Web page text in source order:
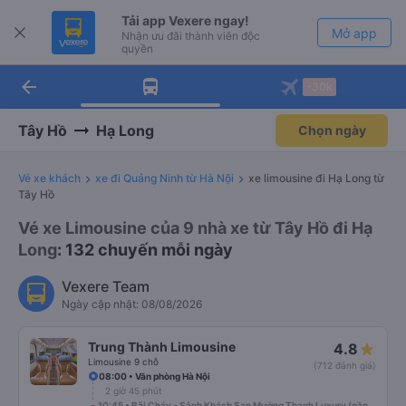
Tải app Vexere ngay!
Nhận ưu đãi thành viên độc
quyền
Mở app
Tải app Vexere
-30k/ghế khi đặt vé máy bay qua
Mở app
arrow_back
Tây Hồ Hạ Long Chọn ngày
Vé xe khách xe đi Quảng Ninh từ Hà Nội
xe limousine đi Hạ Long từ
Tây Hồ
Vé xe Limousine của 9 nhà xe từ Tây Hồ đi Hạ
Long: 132 chuyến mỗi ngày
Vexere Team
Ngày cập nhật: 08/08/2026
Trung Thành Limousine
Limousine 9 chỗ
4.8
(712 đánh giá)
08:00 • Văn phòng Hà Nội
2 giờ 45 phút